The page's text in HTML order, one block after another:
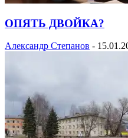
ОПЯТЬ ДВОЙКА?
Александр Степанов -